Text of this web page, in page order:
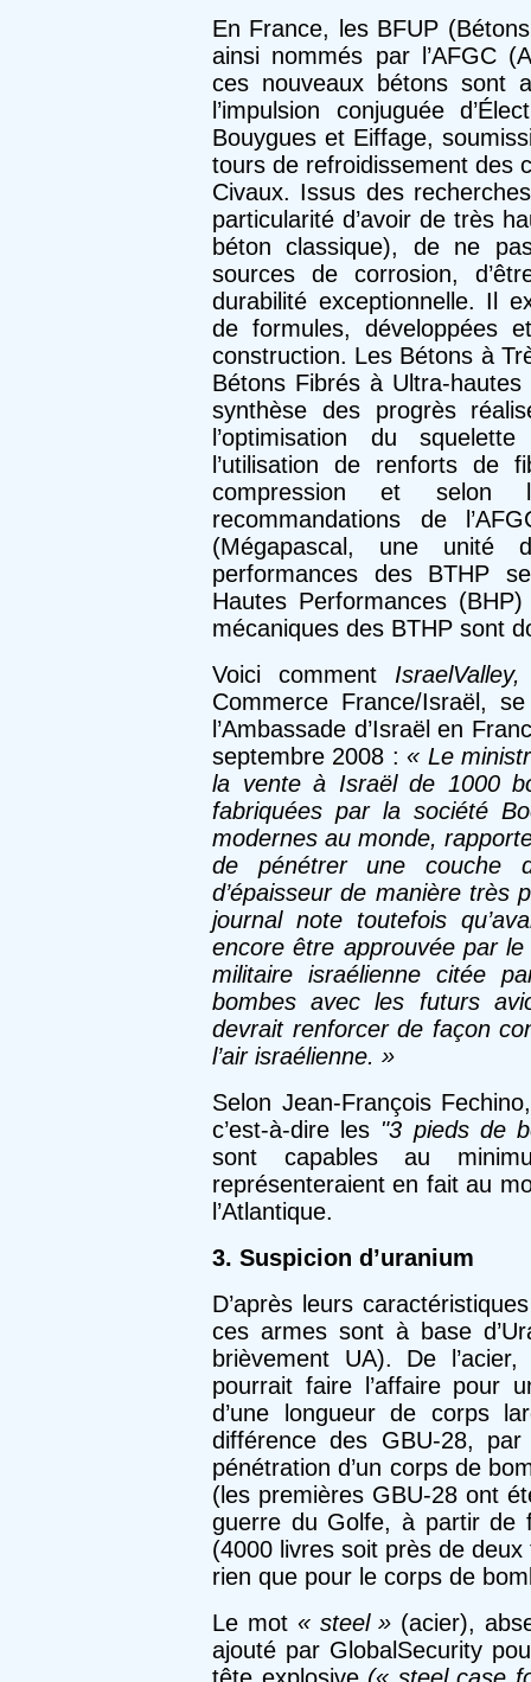
En France, les BFUP
ainsi nommés par l’AFGC
ces nouveaux bétons sont
l’impulsion conjuguée
Bouygues et Eiffage,
tours de refroidissement des
Civaux. Issus des
particularité d’avoir de très
béton classique), de ne
sources de corrosion,
durabilité exceptionnelle. Il
de formules, développées
construction. Les Bétons à
Bétons Fibrés à Ultra-
synthèse des progrès
l’optimisation du
l’utilisation de renforts de
compression et selon
recommandations de
(Mégapascal, une unité
performances des BTHP
Hautes Performances
mécaniques des BTHP sont
Voici comment IsraelValley,
Commerce France/Israël,
l’Ambassade d’Israël en
septembre 2008 :« Le
la vente à Israël de 1000
fabriquées par la société
modernes au monde,
de pénétrer une couche
d’épaisseur de manière très
journal note toutefois
encore être approuvée par
militaire israélienne citée
bombes avec les futurs
devrait renforcer de façon
l’air israélienne. »
Selon Jean-François
c’est-à-dire les "3 pieds de
sont capables au
représenteraient en fait au
l’Atlantique.
3. Suspicion d’uranium
D’après leurs
ces armes sont à base
brièvement UA). De
pourrait faire l’affaire pour
d’une longueur de corps
différence des GBU-28,
pénétration d’un corps de
(les premières GBU-28 ont
guerre du Golfe, à partir de
(4000 livres soit près de
rien que pour le corps de
Le mot « steel » (acier),
ajouté par GlobalSecurity